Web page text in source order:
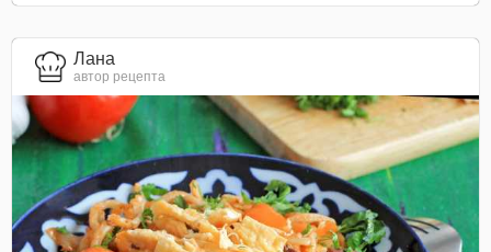
Лана
автор рецепта